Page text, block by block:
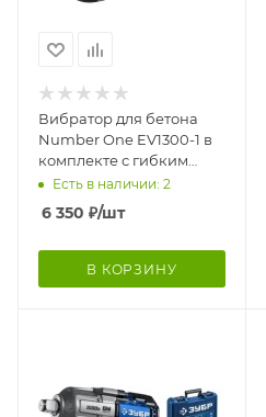
Вибратор для бетона
Number One EV1300-1 в
комплекте с гибким
валом 1,5м
Есть в наличии: 2
6 350 ₽/шт
В КОРЗИНУ